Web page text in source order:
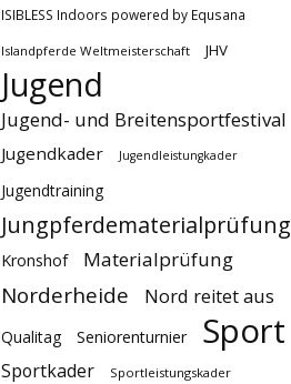
ISIBLESS Indoors powered by Equsana
Islandpferde Weltmeisterschaft JHV
Jugend
Jugend- und Breitensportfestival
Jugendkader Jugendleistungkader
Jugendtraining
Jungpferdematerialprüfung
Kronshof Materialprüfung
Norderheide Nord reitet aus
Qualitag Seniorenturnier Sport
Sportkader Sportleistungskader